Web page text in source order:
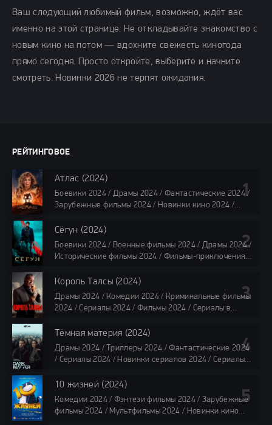
Ваш следующий любимый фильм, возможно, ждёт вас
именно на этой странице. Не откладывайте знакомство с
новым кино на потом — вдохните свежесть киногода
прямо сегодня. Просто откройте, выберите и начните
смотреть. Новинки 2026 не терпят ожидания.
РЕЙТИНГОВОЕ
Атлас (2024)
Боевики 2024 / Драмы 2024 / Фантастические 2024 /
Зарубежные фильмы 2024 / Новинки кино 2024 /
Фильмы 4K / Фильмы 2024 / Популярные фильмы /
Смотреть фильмы онлайн
118 мин.
Сёгун (2024)
Боевики 2024 / Военные фильмы 2024 / Драмы 2024 /
Исторические фильмы 2024 / Фильмы-приключения
Сериалы 4K / Фильмы 2024 / Сериалы в озвучке
TVShows / Сериалы в озвучке LostFilm / Сериалы в
озвучке HDrezka Studio / Смотреть фильмы онлайн
все серии по 45 минут
Король Талсы (2024)
Драмы 2024 / Комедии 2024 / Криминальные фильмы
2024 / Сериалы 2024 / Фильмы 2024 / Сериалы в
Сериалы в озвучке HDrezka Studio / Смотреть фильмы
онлайн
40 мин
Тёмная материя (2024)
Драмы 2024 / Триллеры 2024 / Фантастические 2024
/ Сериалы 2024 / Новинки сериалов 2024 / Сериалы
Сериалы в озвучке LostFilm / Сериалы в озвучке
HDrezka Studio / Смотреть фильмы онлайн
все серии по 45 мин.
10 жизней (2024)
Комедии 2024 / Фэнтези фильмы 2024 / Зарубежные
фильмы 2024 / Мультфильмы 2024 / Новинки кино